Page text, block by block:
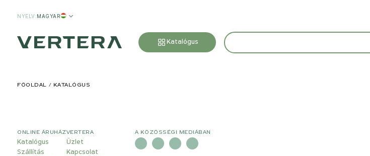
NYELV:MAGYAR
Katalógus
FŐOLDAL KATALÓGUS
ONLINE ÁRUHÁZ
Katalógus
Szállítás
VERTERA
Üzlet
Kapcsolat
A KÖZÖSSÉGI MEDIÁBAN